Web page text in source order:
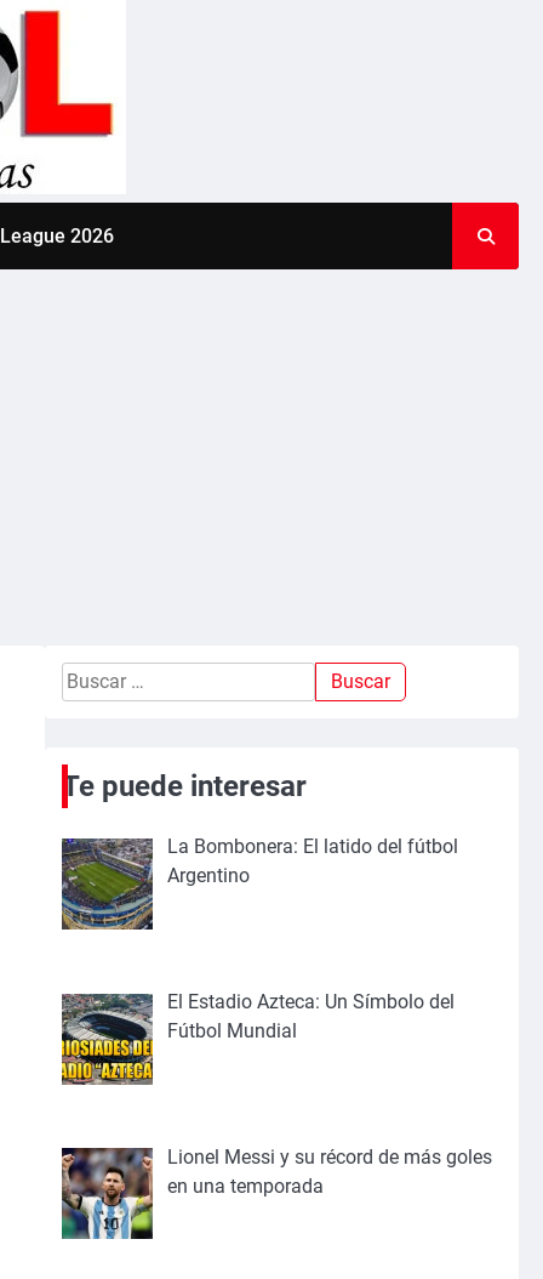
2026
Buscar:
Te puede interesar
La Bombonera: El latido del fútbol
Argentino
El Estadio Azteca: Un Símbolo del
Fútbol Mundial
Lionel Messi y su récord de más goles
en una temporada